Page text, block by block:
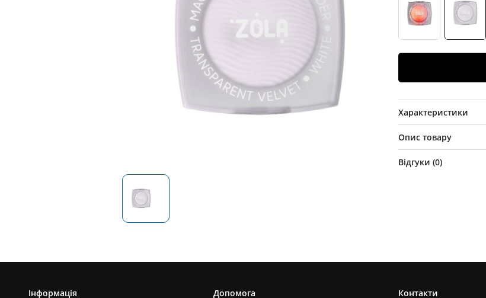
Характеристики
Опис товару
Відгуки (0)
Інформація Допомога Контакти